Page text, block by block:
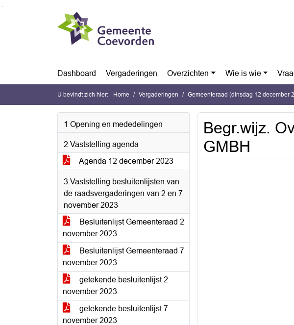
Ga naar de inhoud van deze pagina
Ga naar het zoeken
Ga naar het menu
Dashboard Vergaderingen Overzichten Wie is wie
U bevindt zich hier: Home Vergaderingen Gemeenteraad (dinsdag 12 december
1 Opening en mededelingen
2 Vaststelling agenda
Agenda 12 december 2023
3 Vaststelling besluitenlijsten van
de raadsvergaderingen van 2 en 7
november 2023
Besluitenlijst Gemeenteraad 2
november 2023
Besluitenlijst Gemeenteraad 7
november 2023
getekende besluitenlijst 2
november 2023
getekende besluitenlijst 7
november 2023
Begr.wijz.
GMBH